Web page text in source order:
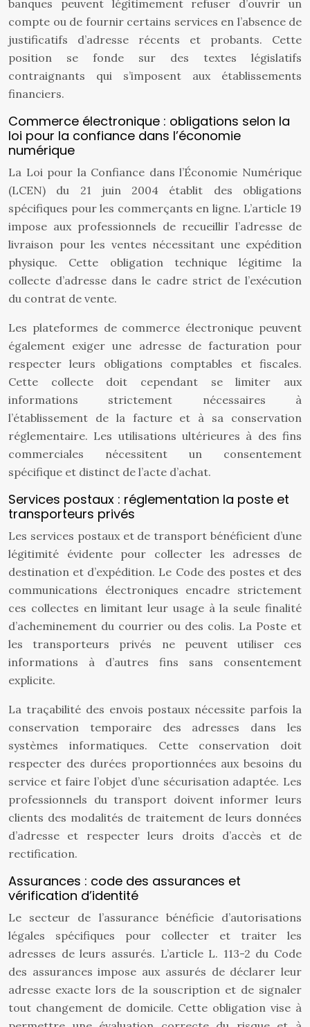
banques peuvent légitimement refuser d’ouvrir un
compte ou de fournir certains services en l’absence de
justificatifs d’adresse récents et probants. Cette
position se fonde sur des textes législatifs
contraignants qui s’imposent aux établissements
financiers.
Commerce électronique : obligations selon la
loi pour la confiance dans l’économie
numérique
La Loi pour la Confiance dans l’Économie Numérique
(LCEN) du 21 juin 2004 établit des obligations
spécifiques pour les commerçants en ligne. L’article 19
impose aux professionnels de recueillir l’adresse de
livraison pour les ventes nécessitant une expédition
physique. Cette obligation technique légitime la
collecte d’adresse dans le cadre strict de l’exécution
du contrat de vente.
Les plateformes de commerce électronique peuvent
également exiger une adresse de facturation pour
respecter leurs obligations comptables et fiscales.
Cette collecte doit cependant se limiter aux
informations strictement nécessaires à
l’établissement de la facture et à sa conservation
réglementaire. Les utilisations ultérieures à des fins
commerciales nécessitent un consentement
spécifique et distinct de l’acte d’achat.
Services postaux : réglementation la poste et
transporteurs privés
Les services postaux et de transport bénéficient d’une
légitimité évidente pour collecter les adresses de
destination et d’expédition. Le Code des postes et des
communications électroniques encadre strictement
ces collectes en limitant leur usage à la seule finalité
d’acheminement du courrier ou des colis. La Poste et
les transporteurs privés ne peuvent utiliser ces
informations à d’autres fins sans consentement
explicite.
La traçabilité des envois postaux nécessite parfois la
conservation temporaire des adresses dans les
systèmes informatiques. Cette conservation doit
respecter des durées proportionnées aux besoins du
service et faire l’objet d’une sécurisation adaptée. Les
professionnels du transport doivent informer leurs
clients des modalités de traitement de leurs données
d’adresse et respecter leurs droits d’accès et de
rectification.
Assurances : code des assurances et
vérification d’identité
Le secteur de l’assurance bénéficie d’autorisations
légales spécifiques pour collecter et traiter les
adresses de leurs assurés. L’article L. 113-2 du Code
des assurances impose aux assurés de déclarer leur
adresse exacte lors de la souscription et de signaler
tout changement de domicile. Cette obligation vise à